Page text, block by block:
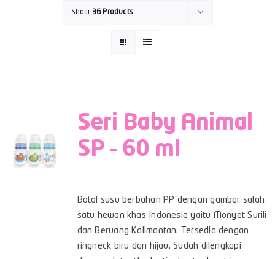
Show 36 Products
Seri Baby Animal
SP – 60 ml
Botol susu berbahan PP dengan gambar salah
satu hewan khas Indonesia yaitu Monyet Surili
dan Beruang Kalimantan. Tersedia dengan
ringneck biru dan hijau. Sudah dilengkapi